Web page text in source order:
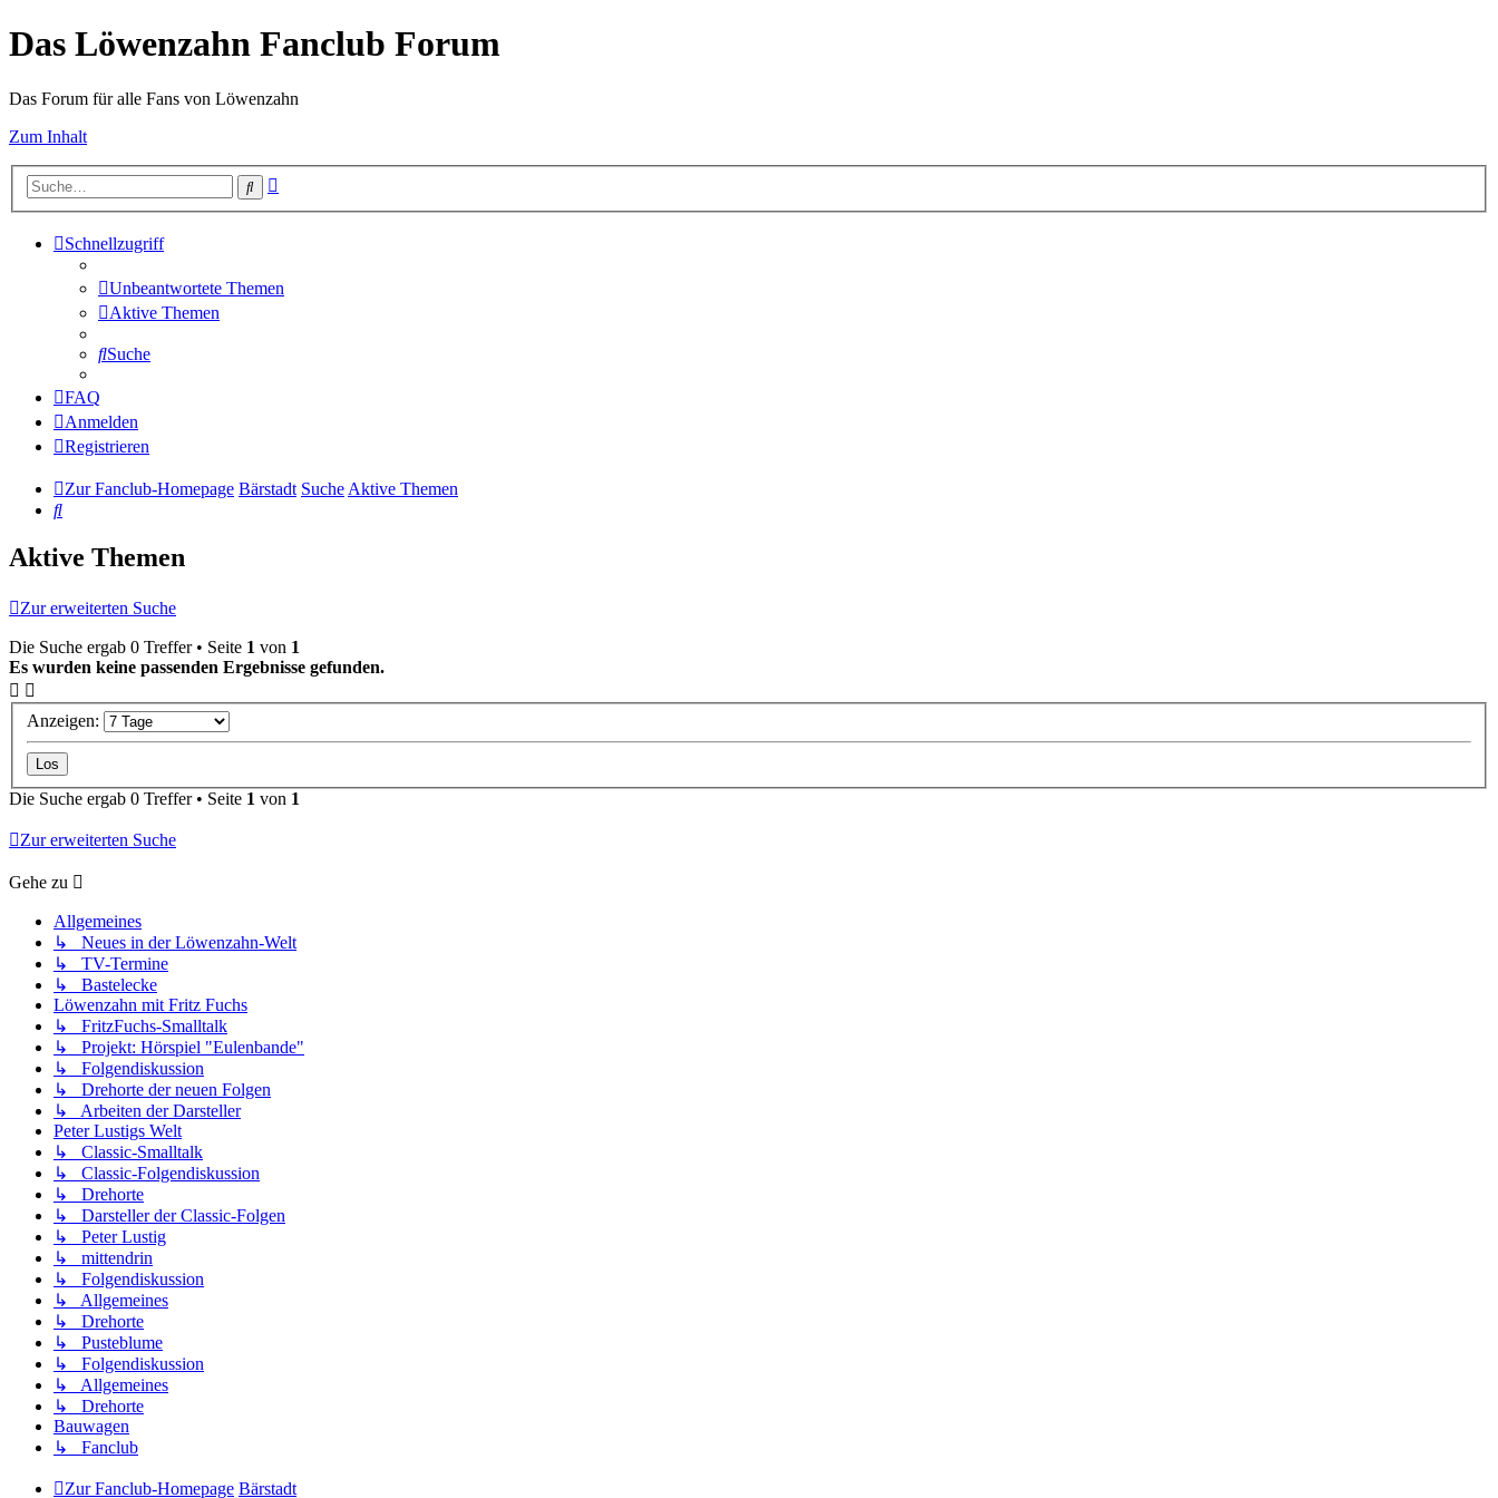
Das Löwenzahn Fanclub Forum
Das Forum für alle Fans von Löwenzahn
Zum Inhalt
Suche
Schnellzugriff
Unbeantwortete Themen
Aktive Themen
Suche
FAQ
Anmelden
Registrieren
Zur Fanclub-Homepage Bärstadt SucheAktive Themen
Suche
Aktive Themen
Zur erweiterten Suche
Die Suche ergab 0 Treffer • Seite 1 von 1
Es wurden keine passenden Ergebnisse gefunden.
Anzeigen:
Die Suche ergab 0 Treffer • Seite 1 von 1
Zur erweiterten Suche
Gehe zu
Allgemeines
↳ Neues in der Löwenzahn-Welt
↳ TV-Termine
↳ Bastelecke
Löwenzahn mit Fritz Fuchs
↳ FritzFuchs-Smalltalk
↳ Projekt: Hörspiel "Eulenbande"
↳ Folgendiskussion
↳ Drehorte der neuen Folgen
↳ Arbeiten der Darsteller
Peter Lustigs Welt
↳ Classic-Smalltalk
↳ Classic-Folgendiskussion
↳ Drehorte
↳ Darsteller der Classic-Folgen
↳ Peter Lustig
↳ mittendrin
↳ Folgendiskussion
↳ Allgemeines
↳ Drehorte
↳ Pusteblume
↳ Folgendiskussion
↳ Allgemeines
↳ Drehorte
Bauwagen
↳ Fanclub
Zur Fanclub-Homepage Bärstadt